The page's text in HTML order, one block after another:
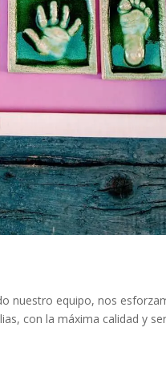
nuestro equipo, nos
con la máxima calidad y